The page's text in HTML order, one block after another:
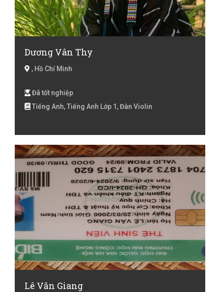
Dương Vân Thy
, Hồ Chí Minh
Đã tốt nghiệp
Tiếng Anh, Tiếng Anh Lớp 1, Đàn Violin
Lê Văn Giang